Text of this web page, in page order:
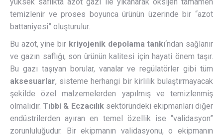
yüksek saflıkta azot gazı ile yıkanarak oksijen tamamen
temizlenir ve proses boyunca ürünün üzerinde bir “azot
battaniyesi” oluşturulur.
Bu azot, yine bir kriyojenik depolama tankı‘ndan sağlanır
ve gazın saflığı, son ürünün kalitesi için hayati önem taşır.
Bu gazı taşıyan borular, vanalar ve regülatörler gibi tüm
aksesuarlar, sisteme herhangi bir kirlilik bulaştırmayacak
şekilde özel malzemelerden yapılmış ve temizlenmiş
olmalıdır.Tıbbi & Eczacılıksektöründeki ekipmanları diğer
endüstrilerden ayıran en temel özellik ise “validasyon”
zorunluluğudur. Bir ekipmanın validasyonu, o ekipmanın